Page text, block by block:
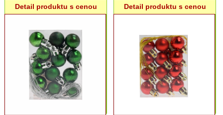
Detail produktu s cenou
Detail produktu s cenou